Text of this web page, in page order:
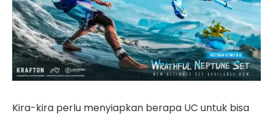
Kira-kira perlu menyiapkan berapa UC untuk bisa